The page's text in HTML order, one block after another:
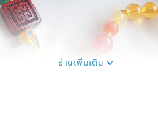
Chinese descent, grew up